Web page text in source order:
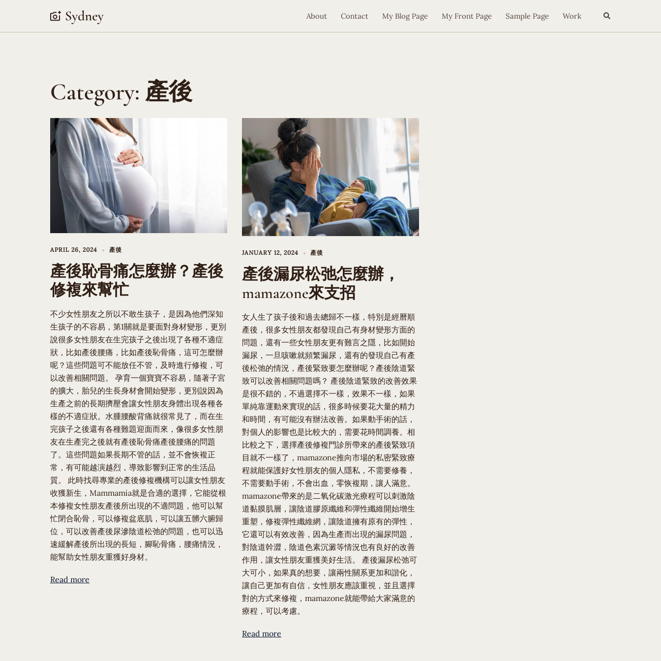
content
About Contact My Blog Page My Front Page Sample Page Work Search
Category: 產後
APRIL 26, 2024 產後
產後恥骨痛怎麼辦？產後
修複來幫忙
不少女性朋友之所以不敢生孩子，是因為他們深知
生孩子的不容易，第1關就是要面對身材變形，更別
說很多女性朋友在生完孩子之後出現了各種不適症
狀，比如產後腰痛，比如產後恥骨痛，這可怎麼辦
呢？這些問題可不能放任不管，及時進行修複，可
以改善相關問題。 孕育一個寶寶不容易，隨著子宮
的擴大，胎兒的生長身材會開始變形，更別說因為
生產之前的長期擠壓會讓女性朋友身體出現各種各
樣的不適症狀。水腫腰酸背痛就很常見了，而在生
完孩子之後還有各種難題迎面而來，像很多女性朋
友在生產完之後就有產後恥骨痛產後腰痛的問題
了。這些問題如果長期不管的話，並不會恢複正
常，有可能越演越烈，導致影響到正常的生活品
質。 此時找尋專業的產後修複機構可以讓女性朋友
收獲新生，Mammamia就是合適的選擇，它能從根
本修複女性朋友產後所出現的不適問題，他可以幫
忙閉合恥骨，可以修複盆底肌，可以讓五髒六腑歸
位，可以改善產後尿滲陰道松弛的問題，也可以迅
速緩解產後所出現的長短，腳恥骨痛，腰痛情況，
能幫助女性朋友重獲好身材。
Read more
JANUARY 12, 2024 產後
產後漏尿松弛怎麼辦，
mamazone來支招
女人生了孩子後和過去總歸不一樣，特別是經曆順
產後，很多女性朋友都發現自己有身材變形方面的
問題，還有一些女性朋友更有難言之隱，比如開始
漏尿，一旦咳嗽就頻繁漏尿，還有的發現自己有產
後松弛的情況，產後緊致要怎麼辦呢？產後陰道緊
致可以改善相關問題嗎？ 產後陰道緊致的改善效果
是很不錯的，不過選擇不一樣，效果不一樣，如果
單純靠運動來實現的話，很多時候要花大量的精力
和時間，有可能沒有辦法改善。如果動手術的話，
對個人的影響也是比較大的，需要花時間調養。相
比較之下，選擇產後修複門診所帶來的產後緊致項
目就不一樣了，mamazone推向市場的私密緊致療
程就能保護好女性朋友的個人隱私，不需要修養，
不需要動手術，不會出血，零恢複期，讓人滿意。
mamazone帶來的是二氧化碳激光療程可以刺激陰
道黏膜肌層，讓陰道膠原纖維和彈性纖維開始增生
重塑，修複彈性纖維網，讓陰道擁有原有的彈性，
它還可以有效改善，因為生產而出現的漏尿問題，
對陰道幹澀，陰道色素沉澱等情況也有良好的改善
作用，讓女性朋友重獲美好生活。 產後漏尿松弛可
大可小，如果真的想要，讓兩性關系更加和諧化，
讓自己更加有自信，女性朋友應該重視，並且選擇
對的方式來修複，mamazone就能帶給大家滿意的
療程，可以考慮。
Read more